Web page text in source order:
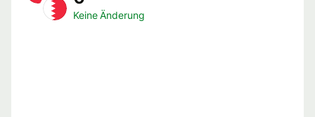
Keine Änderung